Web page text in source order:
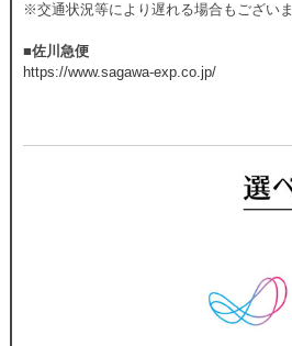
※交通状況等により遅れる場合もござい
■佐川急便
https://www.sagawa-exp.co.jp/